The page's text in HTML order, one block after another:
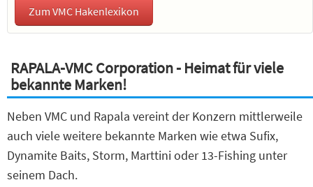
Zum VMC Hakenlexikon
RAPALA-VMC Corporation - Heimat für viele
bekannte Marken!
Neben VMC und Rapala vereint der Konzern mittlerweile
auch viele weitere bekannte Marken wie etwa Sufix,
Dynamite Baits, Storm, Marttini oder 13-Fishing unter
seinem Dach.